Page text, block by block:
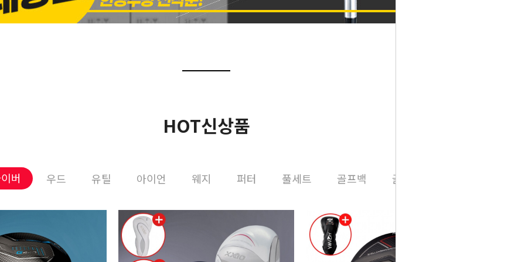
HOT신상품
버 우드 유틸 아이언 웨지 퍼터 풀세트 골프백 골프용품